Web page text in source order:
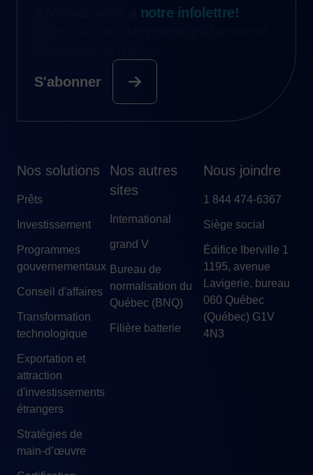
Nos solutions
Prêts
Investissement
Programmes
gouvernementaux
Conseil d'affaires
Transformation
technologique
Exportation et
attraction
d'investissements
étrangers
Stratégies de
main-d’œuvre
Nos autres
sites
International
grand V
Bureau de
normalisation du
Québec (BNQ)
Filière batterie
Nous joindre
1 844 474-6367
Siège social
Édifice Iberville 1
1195, avenue
Lavigerie, bureau
060 Québec
(Québec) G1V
4N3
notre infolettre!
S'abonner